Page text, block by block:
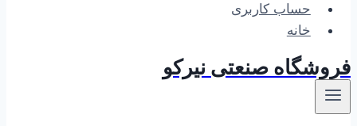
حساب کاربری
خانه
فروشگاه صنعتی نیرکو